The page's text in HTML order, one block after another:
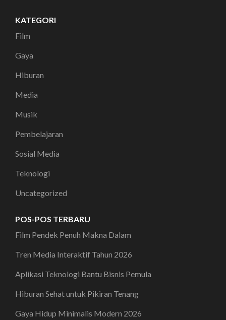
KATEGORI
Film
Gaya
Hiburan
Media
Musik
Pembelajaran
Sosial Media
Teknologi
Uncategorized
POS-POS TERBARU
Film Pendek Penuh Makna Dalam
Tren Media Interaktif Tahun 2026
Aplikasi Teknologi Bantu Bisnis Pemula
Hiburan Sehat untuk Pikiran Tenang
Gaya Hidup Minimalis Modern 2026